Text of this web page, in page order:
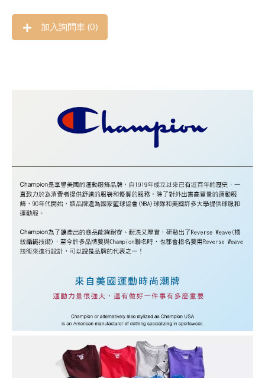
加入詢問車 (0)